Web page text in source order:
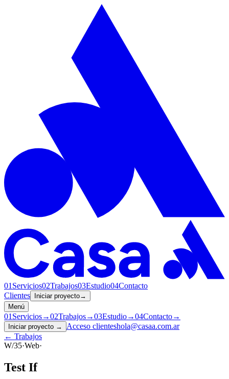
01 Servicios02Trabajos03Estudio04Contacto
Clientes
Iniciar proyecto→
Menú
01 Servicios→02Trabajos→03Estudio→04Contacto→
Iniciar proyecto → Acceso clienteshola@casaa.com.ar
← Trabajos
W/35·Web·
Test If